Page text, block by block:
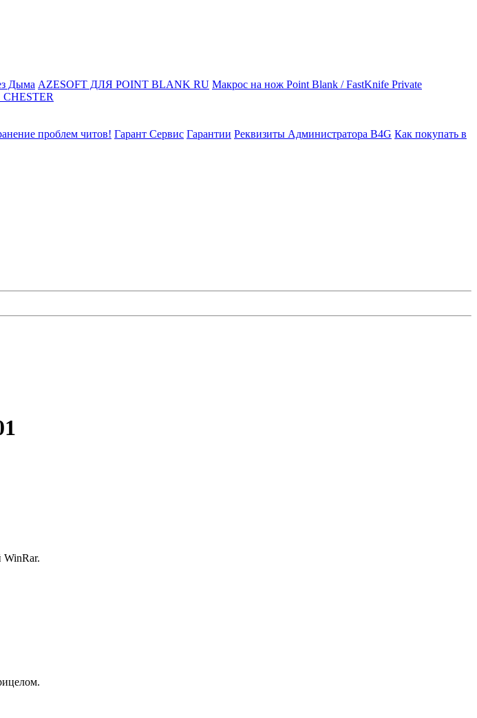
Дыма AZESOFT ДЛЯ POINT BLANK RU Макрос на нож Point Blank / FastKnife Private
проблем читов! Гарант Сервис Гарантии Реквизиты Администратора B4G Как покупать в